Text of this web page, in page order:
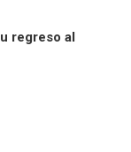
regreso al